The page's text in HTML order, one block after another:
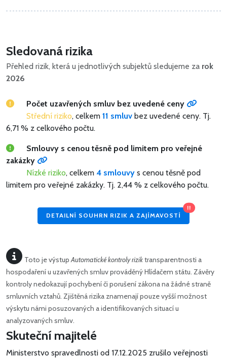
Sledovaná rizika
Přehled rizik, která u jednotlivých subjektů sledujeme za rok
2026
Počet uzavřených smluv bez uvedené ceny
Střední riziko, celkem 11 smluv bez uvedené ceny. Tj.
6,71 % z celkového počtu.
Smlouvy s cenou těsně pod limitem pro veřejné
zakázky
Nízké riziko, celkem 4 smlouvy s cenou těsně pod
limitem pro veřejné zakázky. Tj. 2,44 % z celkového počtu.
DETAILNÍ SOUHRN RIZIK A ZAJÍMAVOSTÍ
!!
Toto je výstupAutomatické kontroly riziktransparentnosti a
hospodaření u uzavřených smluv prováděný Hlídačem státu. Závěry
kontroly nedokazují pochybení či porušení zákona na žádné straně
smluvních vztahů. Zjištěná rizika znamenají pouze vyšší možnost
výskytu námi posuzovaných a identifikovaných situací u
analyzovaných smluv.
Skuteční majitelé
Ministerstvo spravedlnosti od 17.12.2025 zrušilo veřejnosti